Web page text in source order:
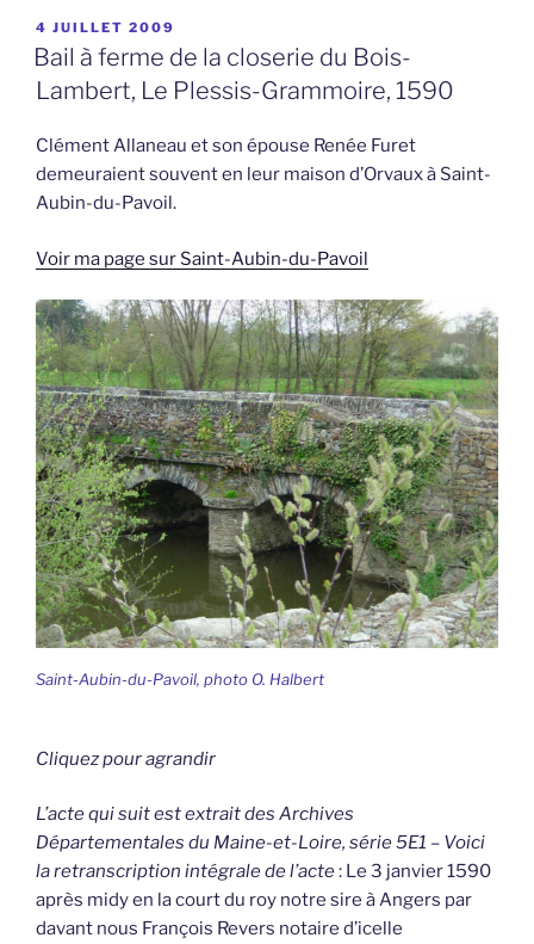
PUBLIÉ
LE
4 JUILLET 2009
Bail à ferme de la closerie du Bois-
Lambert, Le Plessis-Grammoire, 1590
Clément Allaneau et son épouse Renée Furet
demeuraient souvent en leur maison d’Orvaux à Saint-
Aubin-du-Pavoil.
Voir ma page sur Saint-Aubin-du-Pavoil
Saint-Aubin-du-Pavoil, photo O. Halbert
Cliquez pour agrandir
L’acte qui suit est extrait des Archives
Départementales du Maine-et-Loire, série 5E1 – Voici
la retranscription intégrale de l’acte: Le 3 janvier 1590
après midy en la court du roy notre sire à Angers par
davant nous François Revers notaire d’icelle